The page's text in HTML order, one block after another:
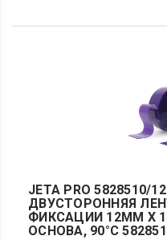
JETA PRO 5828510/
ДВУСТОРОННЯЯ
ФИКСАЦИИ 12ММ X
ОСНОВА, 90°С